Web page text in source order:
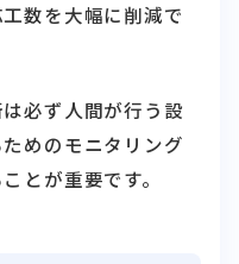
数を大幅に削減で
必ず人間が行う設
めのモニタリング
とが重要です。